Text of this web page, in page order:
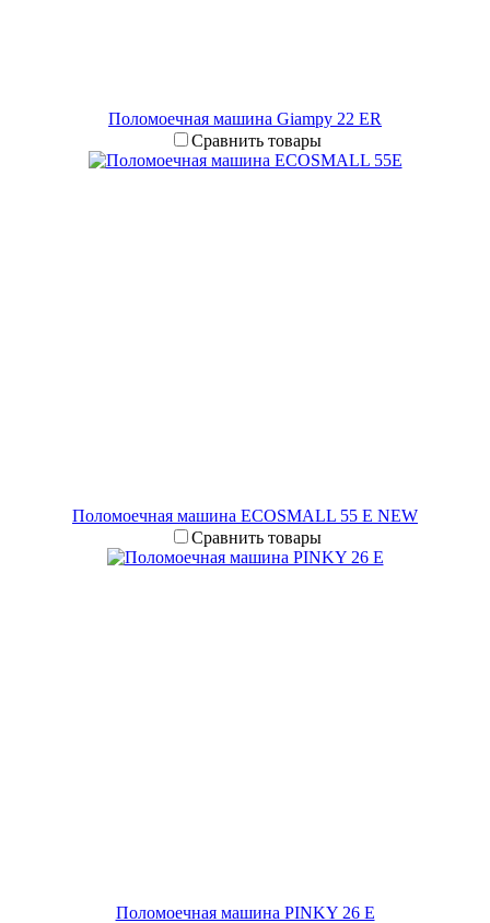
Поломоечная машина Giampy 22 ER
Сравнить товары
Поломоечная машина ECOSMALL 55 E NEW
Сравнить товары
Поломоечная машина PINKY 26 E